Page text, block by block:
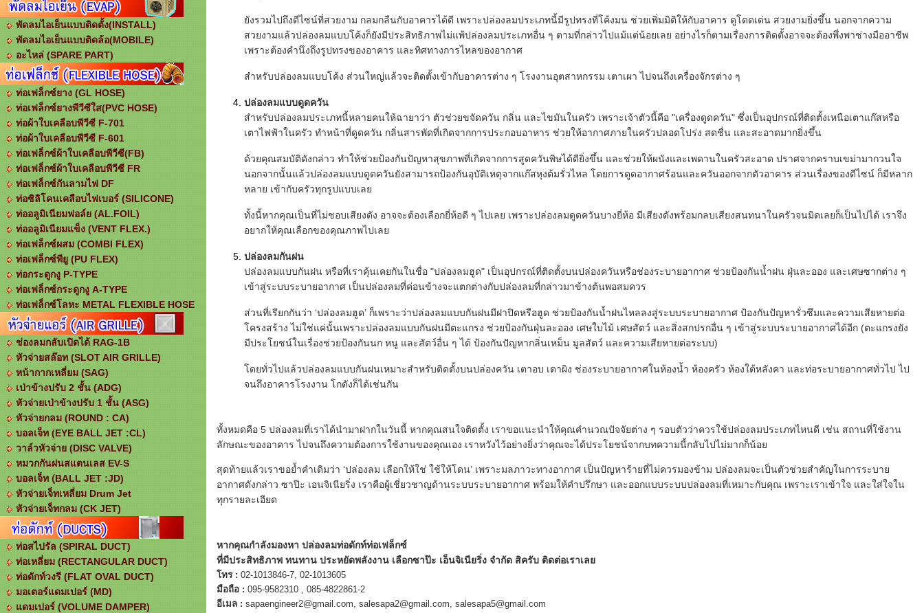
พัดลมไอเย็นแบบติดตั้ง(INSTALL)
พัดลมไอเย็นแบบติดล้อ(MOBILE)
อะไหล่ (SPARE PART)
ท่อเฟล็กซ์ยาง (GL HOSE)
ท่อเฟล็กซ์ยางพีวีซีใส(PVC HOSE)
ท่อผ้าใบเคลือบพีวีซี F-701
ท่อผ้าใบเคลือบพีวีซี F-601
ท่อเฟล็กซ์ผ้าใบเคลือบพีวีซี(FB)
ท่อเฟล็กซ์ผ้าใบเคลือบพีวีซี FR
ท่อเฟล็กซ์กันลามไฟ DF
ท่อซิลิโคนเคลือบไฟเบอร์ (SILICONE)
ท่ออลูมิเนียมฟอล์ย (AL.FOIL)
ท่ออลูมิเนียมแข็ง (VENT FLEX.)
ท่อเฟล็กซ์ผสม (COMBI FLEX)
ท่อเฟล็กซ์พียู (PU FLEX)
ท่อกระดูกงู P-TYPE
ท่อเฟล็กซ์กระดูกงู A-TYPE
ท่อเฟล็กซ์โลหะ METAL FLEXIBLE HOSE
ช่องลมกลับเปิดได้ RAG-1B
หัวจ่ายสล๊อท (SLOT AIR GRILLE)
หน้ากากเหลี่ยม (SAG)
เป่าข้างปรับ 2 ชั้น (ADG)
หัวจ่ายเป่าข้างปรับ 1 ชั้น (ASG)
หัวจ่ายกลม (ROUND : CA)
บอลเจ็ท (EYE BALL JET :CL)
วาล์วหัวจ่าย (DISC VALVE)
หมวกกันฝนสแตนเลส EV-S
บอลเจ็ท (ฺBALL JET :JD)
หัวจ่ายเจ็ทเหลี่ยม Drum Jet
หัวจ่ายเจ็ทกลม (CK JET)
ท่อสไปรัล (SPIRAL DUCT)
ท่อเหลี่ยม (RECTANGULAR DUCT)
ท่อดักท์วงรี (FLAT OVAL DUCT)
มอเตอร์แดมเปอร์ (MD)
แดมเปอร์ (VOLUME DAMPER)
ยังรวมไปถึงดีไซน์ที่สวยงาม กลมกลืนกับอาคารได้ดี เพราะปล่องลมประเภทนี้มีรูปทรงที่โค้งมน ช่วยเพิ่มมิติให้กับอาคาร ดูโดดเด่น สวยงามยิ่งขึ้น นอกจากความ
สวยงามแล้วปล่องลมแบบโค้งก็ยังมีประสิทธิภาพไม่แพ้ปล่องลมประเภทอื่น ๆ ตามที่กล่าวไปแม้แต่น้อยเลย อย่างไรก็ตามเรื่องการติดตั้งอาจจะต้องพึ่งพาช่างมืออาชีพ
เพราะต้องคำนึงถึงรูปทรงของอาคาร และทิศทางการไหลของอากาศ
สำหรับปล่องลมแบบโค้ง ส่วนใหญ่แล้วจะติดตั้งเข้ากับอาคารต่าง ๆ โรงงานอุตสาหกรรม เตาเผา ไปจนถึงเครื่องจักรต่าง ๆ
ปล่องลมแบบดูดควัน
สำหรับปล่องลมประเภทนี้หลายคนให้ฉายาว่า ตัวช่วยขจัดควัน กลิ่น และไขมันในครัว เพราะเจ้าตัวนี้คือ "เครื่องดูดควัน" ซึ่งเป็นอุปกรณ์ที่ติดตั้งเหนือเตาแก๊สหรือ
เตาไฟฟ้าในครัว ทำหน้าที่ดูดควัน กลิ่นสารพัดที่เกิดจากการประกอบอาหาร ช่วยให้อากาศภายในครัวปลอดโปร่ง สดชื่น และสะอาดมากยิ่งขึ้น
ด้วยคุณสมบัติดังกล่าว ทำให้ช่วยป้องกันปัญหาสุขภาพที่เกิดจากการสูดควันพิษได้ดียิ่งขึ้น และช่วยให้ผนังและเพดานในครัวสะอาด ปราศจากคราบเขม่ามากวนใจ
นอกจากนั้นแล้วปล่องลมแบบดูดควันยังสามารถป้องกันอุบัติเหตุจากแก๊สหุงต้มรั่วไหล โดยการดูดอากาศร้อนและควันออกจากตัวอาคาร ส่วนเรื่องของดีไซน์ ก็มีหลาก
หลาย เข้ากับครัวทุกรูปแบบเลย
ทั้งนี้หากคุณเป็นที่ไม่ชอบเสียงดัง อาจจะต้องเลือกยี่ห้อดี ๆ ไปเลย เพราะปล่องลมดูดควันบางยี่ห้อ มีเสียงดังพร้อมกลบเสียงสนทนาในครัวจนมิดเลยก็เป็นไปได้ เราจึง
อยากให้คุณเลือกของคุณภาพไปเลย
ปล่องลมกันฝน
ปล่องลมแบบกันฝน หรือที่เราคุ้นเคยกันในชื่อ "ปล่องลมฮูด" เป็นอุปกรณ์ที่ติดตั้งบนปล่องควันหรือช่องระบายอากาศ ช่วยป้องกันน้ำฝน ฝุ่นละออง และเศษซากต่าง ๆ
เข้าสู่ระบบระบายอากาศ เป็นปล่องลมที่ค่อนข้างจะแตกต่างกับปล่องลมที่กล่าวมาข้างต้นพอสมควร
ส่วนที่เรียกกันว่า ‘ปล่องลมฮูด’ ก็เพราะว่าปล่องลมแบบกันฝนมีฝาปิดหรือฮูด ช่วยป้องกันน้ำฝนไหลลงสู่ระบบระบายอากาศ ป้องกันปัญหารั่วซึมและความเสียหายต่อ
โครงสร้าง ไม่ใช่แค่นั้นเพราะปล่องลมแบบกันฝนมีตะแกรง ช่วยป้องกันฝุ่นละออง เศษใบไม้ เศษสัตว์ และสิ่งสกปรกอื่น ๆ เข้าสู่ระบบระบายอากาศได้อีก (ตะแกรงยัง
มีประโยชน์ในเรื่องช่วยป้องกันนก หนู และสัตว์อื่น ๆ ได้ ป้องกันปัญหากลิ่นเหม็น มูลสัตว์ และความเสียหายต่อระบบ)
โดยทั่วไปแล้วปล่องลมแบบกันฝนเหมาะสำหรับติดตั้งบนปล่องควัน เตาอบ เตาผิง ช่องระบายอากาศในห้องน้ำ ห้องครัว ห้องใต้หลังคา และท่อระบายอากาศทั่วไป ไป
จนถึงอาคารโรงงาน โกดังก็ได้เช่นกัน
ทั้งหมดคือ 5 ปล่องลมที่เราได้นำมาฝากในวันนี้ หากคุณสนใจติดตั้ง เราขอแนะนำให้คุณคำนวณปัจจัยต่าง ๆ รอบตัวว่าควรใช้ปล่องลมประเภทไหนดี เช่น สถานที่ใช้งาน
ลักษณะของอาคาร ไปจนถึงความต้องการใช้งานของคุณเอง เราหวังไว้อย่างยิ่งว่าคุณจะได้ประโยชน์จากบทความนี้กลับไปไม่มากก็น้อย
สุดท้ายแล้วเราขอย้ำคำเดิมว่า ‘ปล่องลม เลือกให้ใช่ ใช้ให้โดน’ เพราะมลภาวะทางอากาศ ️เป็นปัญหาร้ายที่ไม่ควรมองข้าม ปล่องลมจะเป็นตัวช่วยสำคัญในการระบาย
อากาศดังกล่าว ซาป๊ะ เอนจิเนียริ่ง เราคือผู้เชี่ยวชาญด้านระบบระบายอากาศ พร้อมให้คำปรึกษา และออกแบบระบบปล่องลมที่เหมาะกับคุณ เพราะเราเข้าใจ และใส่ใจใน
ทุกรายละเอียด
หากคุณกำลังมองหา ปล่องลมท่อดักท์ท่อเฟล็กซ์
ที่มีประสิทธิภาพ ทนทาน ประหยัดพลังงาน เลือกซาป๊ะ เอ็นจิเนียริ่ง จำกัด สิครับ ติดต่อเราเลย
โทร : 02-1013846-7 02-1013605
มือถือ : 095-9582310
085-4822861-2
อีเมล : sapaengineer2@gmail.com salesapa2@gmail.com salesapa5@gmail.com